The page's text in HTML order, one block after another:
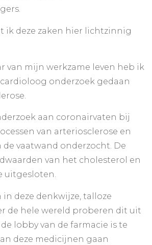
ik deze zaken hier lichtzinnig
van mijn werkzame leven heb ik
onderzoek gedaan
aan coronairvaten bij
van arteriosclerose en
vaatwand onderzocht. De
van het cholesterol en
uitgesloten.
in deze denkwijze, talloze
de hele wereld proberen dit uit
lobby van de farmacie is te
deze medicijnen gaan